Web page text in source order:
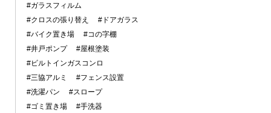
#ガラスフィルム
#クロスの張り替え
#ドアガラス
#バイク置き場
#コの字棚
#井戸ポンプ
#屋根塗装
#ビルトインガスコンロ
#三協アルミ
#フェンス設置
#洗濯パン
#スロープ
#ゴミ置き場
#手洗器